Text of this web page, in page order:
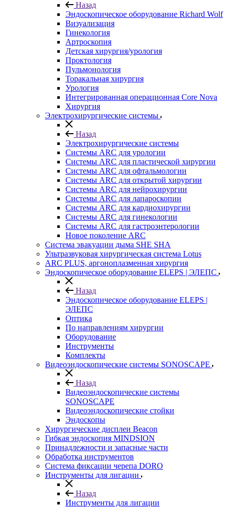
Назад
Эндоскопическое оборудование Richard Wolf
Визуализация
Гинекология
Артроскопия
Детская хирургия/урология
Проктология
Пульмонология
Торакальная хирургия
Урология
Интегрированная операционная Core Nova
Хирургия
Электрохирургические системы
Назад
Электрохирургические системы
Системы ARC для урологии
Системы ARC для пластической хирургии
Системы ARC для офтальмологии
Системы ARC для открытой хирургии
Системы ARC для нейрохирургии
Системы ARC для лапароскопии
Системы ARC для кардиохирургии
Системы ARC для гинекологии
Системы ARC для гастроэнтерологии
Новое поколение ARC
Система эвакуации дыма SHE SHA
Ультразвуковая хирургическая система Lotus
ARC PLUS, аргоноплазменная хирургия
Эндоскопическое оборудование ELEPS | ЭЛЕПС
Назад
Эндоскопическое оборудование ELEPS |
ЭЛЕПС
Оптика
По направлениям хирургии
Оборудование
Инструменты
Комплекты
Видеоэндоскопические системы SONOSCAPE
Назад
Видеоэндоскопические системы
SONOSCAPE
Видеоэндоскопические стойки
Эндоскопы
Хирургические дисплеи Beacon
Гибкая эндоскопия MINDSION
Принадлежности и запасные части
Обработка инструментов
Система фиксации черепа DORO
Инструменты для лигации
Назад
Инструменты для лигации